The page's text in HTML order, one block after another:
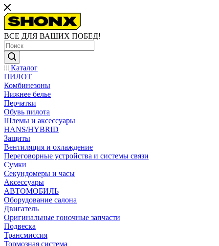
ВСЕ ДЛЯ ВАШИХ ПОБЕД!
Каталог
ПИЛОТ
Комбинезоны
Нижнее белье
Перчатки
Обувь пилота
Шлемы и аксессуары
HANS/HYBRID
Защиты
Вентиляция и охлаждение
Переговорные устройства и системы связи
Сумки
Секундомеры и часы
Аксессуары
АВТОМОБИЛЬ
Оборудование салона
Двигатель
Оригинальные гоночные запчасти
Подвеска
Трансмиссия
Тормозная система